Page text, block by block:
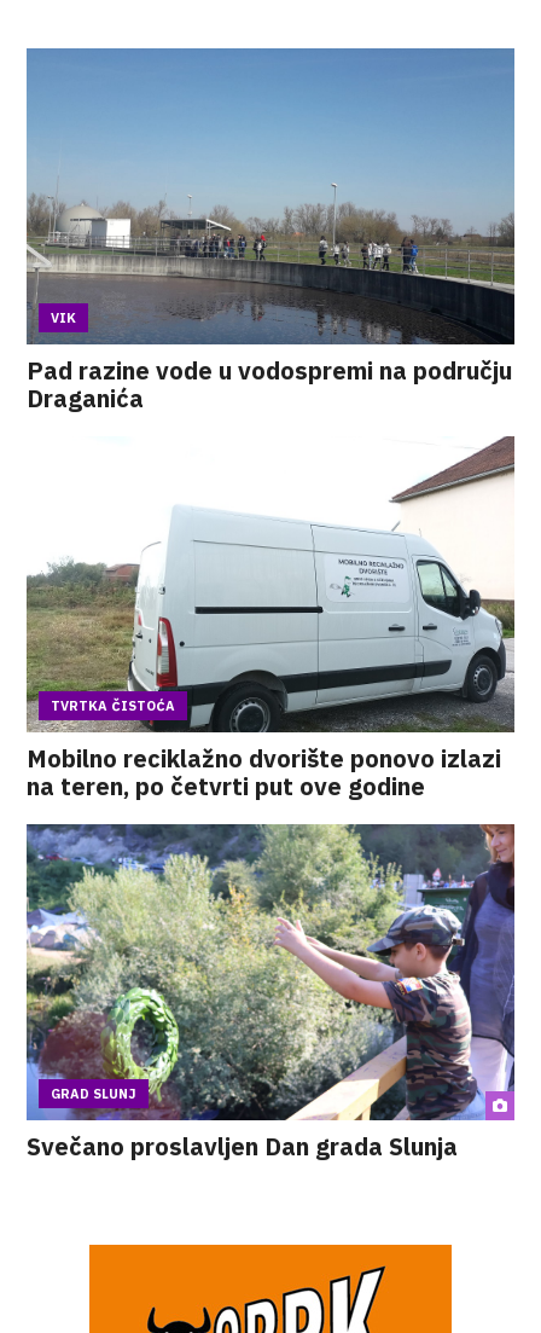
VIK
Pad razine vode u vodospremi na području
Draganića
TVRTKA ČISTOĆA
Mobilno reciklažno dvorište ponovo izlazi
na teren, po četvrti put ove godine
GRAD SLUNJ
Svečano proslavljen Dan grada Slunja